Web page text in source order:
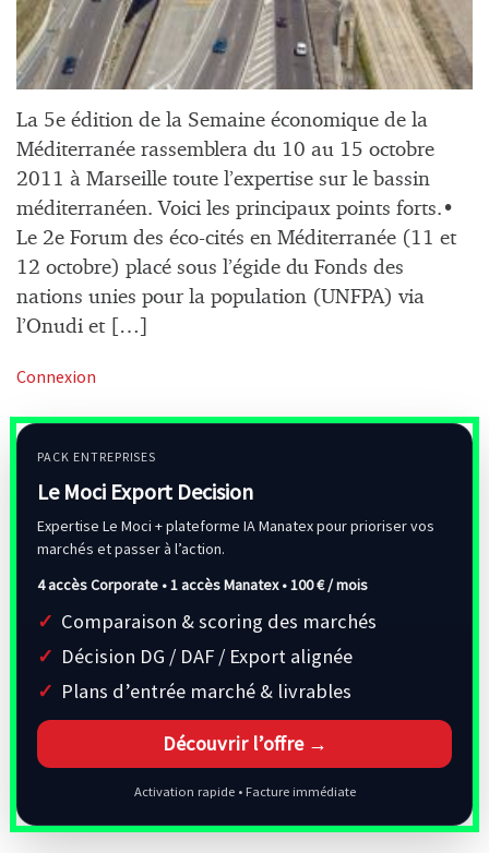
La 5e édition de la Semaine économique de la
Méditerranée rassemblera du 10 au 15 octobre
2011 à Marseille toute l’expertise sur le bassin
méditerranéen. Voici les principaux points forts.•
Le 2e Forum des éco-cités en Méditerranée (11 et
12 octobre) placé sous l’égide du Fonds des
nations unies pour la population (UNFPA) via
l’Onudi et […]
Connexion
PACK ENTREPRISES
Le Moci Export Decision
Expertise Le Moci + plateforme IA Manatex pour prioriser vos
marchés et passer à l’action.
4 accès Corporate • 1 accès Manatex •100 € / mois
Comparaison & scoring des marchés
Décision DG / DAF / Export alignée
Plans d’entrée marché & livrables
Découvrir l’offre →
Activation rapide • Facture immédiate